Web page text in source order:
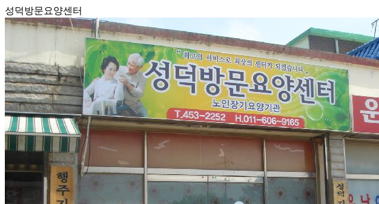
성덕방문요양센터